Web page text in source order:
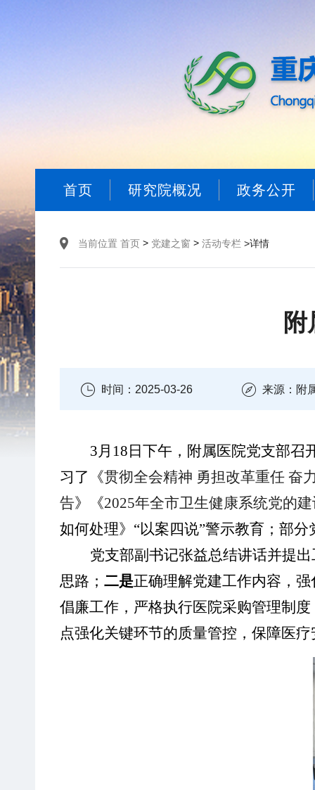
首页 研究院概况 政务公开
当前位置 首页 > 党建之窗 > 活动专栏 >详情
时间：2025-03-26 来源：附
3月 18 日下午，附属医院党支部召
习了《贯彻全会精神 勇担改革重任 奋
告》 《2025年全市卫生健康系统党的
如何处理》 “以案四说”警示教育；部
党支部副 书记张益总结讲话并提
思路； 二是正确理解党建工作内容，
倡廉工作，严格执行医院采购管理制度
点强化关键环节的质量管控，保障医